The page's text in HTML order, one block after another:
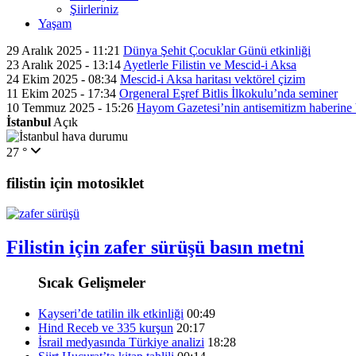
Şiirleriniz
Yaşam
29 Aralık 2025 - 11:21 Dünya Şehit Çocuklar Günü etkinliği
23 Aralık 2025 - 13:14 Ayetlerle Filistin ve Mescid-i Aksa
24 Ekim 2025 - 08:34 Mescid-i Aksa haritası vektörel çizim
11 Ekim 2025 - 17:34 Orgeneral Eşref Bitlis İlkokulu’nda seminer
10 Temmuz 2025 - 15:26 Hayom Gazetesi’nin antisemitizm haberine
İstanbul Açık
27 °
filistin için motosiklet
Filistin için zafer sürüşü basın metni
Sıcak Gelişmeler
Kayseri’de tatilin ilk etkinliği 00:49
Hind Receb ve 335 kurşun 20:17
İsrail medyasında Türkiye analizi 18:28